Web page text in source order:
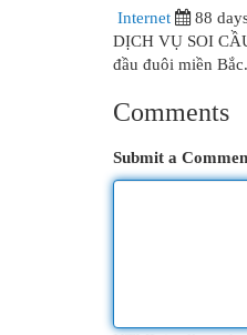
Internet
88
DỊCH VỤ SOI
đầu đuôi miền
Comments
Submit a